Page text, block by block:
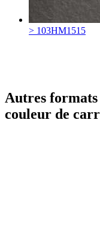
> 103HM1515
Autres formats
couleur de